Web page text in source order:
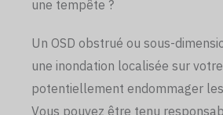
une tempête ?
Un OSD obstrué ou sous-
une inondation localisée sur
potentiellement endommager
Vous pouvez être tenu